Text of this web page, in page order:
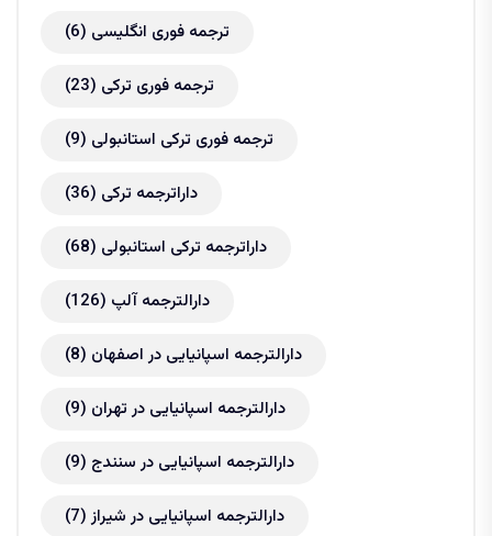
ترجمه فوری انگلیسی (6)
ترجمه فوری ترکی (23)
ترجمه فوری ترکی استانبولی (9)
داراترجمه ترکی (36)
داراترجمه ترکی استانبولی (68)
دارالترجمه آلپ (126)
دارالترجمه اسپانیایی در اصفهان (8)
دارالترجمه اسپانیایی در تهران (9)
دارالترجمه اسپانیایی در سنندج (9)
دارالترجمه اسپانیایی در شیراز(7)